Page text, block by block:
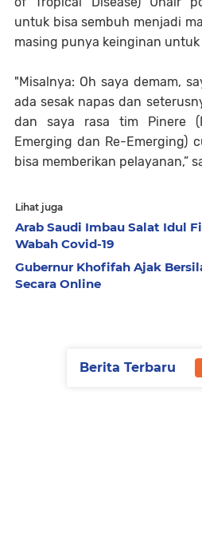
untuk bisa sembuh menjadi
masing punya keinginan untuk
"Misalnya: Oh saya demam,
ada sesak napas dan
dan saya rasa tim Pinere
Emerging dan Re-Emerging)
bisa memberikan pelayanan,”
Lihat juga
Arab Saudi Imbau Salat Idul
Wabah Covid-19
Gubernur Khofifah Ajak
Secara Online
Berita Terbaru